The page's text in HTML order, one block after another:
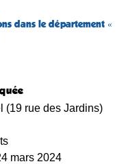
dans le département «
(19 rue des Jardins)
mars 2024